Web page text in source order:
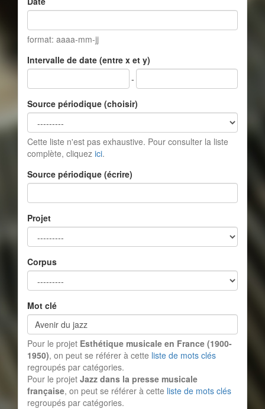
format: aaaa-mm-jj
Intervalle de date (entre x et y)
-
Source périodique (choisir)
Cette liste n'est pas exhaustive. Pour consulter la liste
complète, cliquez ici.
Source périodique (écrire)
Projet
Corpus
Mot clé
Pour le projet Esthétique musicale en France (1900-
1950), on peut se référer à cette liste de mots clés
regroupés par catégories.
Pour le projet Jazz dans la presse musicale
française, on peut se référer à cette liste de mots clés
regroupés par catégories.